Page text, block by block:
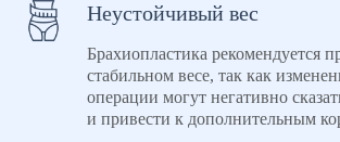
Неустойчивый вес
Брахиопластика рекомендуется
стабильном весе, так как
операции могут негативно
и привести к дополнительным